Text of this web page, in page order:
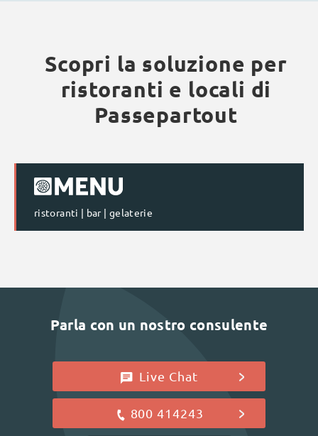
Scopri la soluzione per
ristoranti e locali di
Passepartout
ristoranti | bar | gelaterie
Parla con un nostro consulente
Live Chat
800 414243